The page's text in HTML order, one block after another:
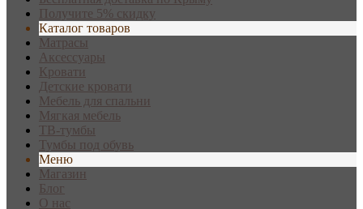
Получите 5% скидку
Каталог товаров
Матрасы
Аксессуары
Кровати
Детские кровати
Мебель для спальни
Мягкая мебель
ТВ-тумбы
Тумбы под обувь
Меню
Магазин
Блог
О нас